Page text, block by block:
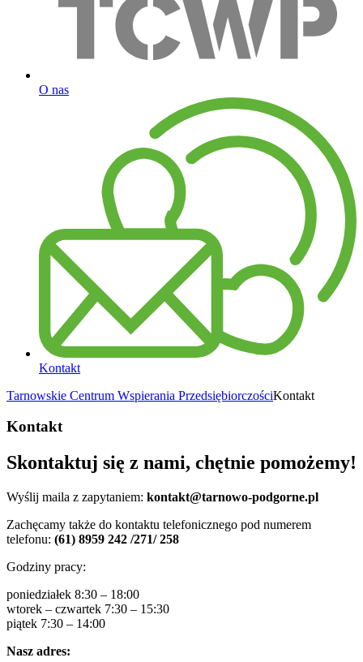
O nas
Kontakt
Tarnowskie Centrum Wspierania PrzedsiębiorczościKontakt
Kontakt
Skontaktuj się z nami, chętnie pomożemy!
Wyślij maila z zapytaniem: kontakt@tarnowo-podgorne.pl
Zachęcamy także do kontaktu telefonicznego pod numerem
telefonu: (61) 8959 242 /271/ 258
Godziny pracy:
poniedziałek 8:30 – 18:00
wtorek – czwartek 7:30 – 15:30
piątek 7:30 – 14:00
Nasz adres: